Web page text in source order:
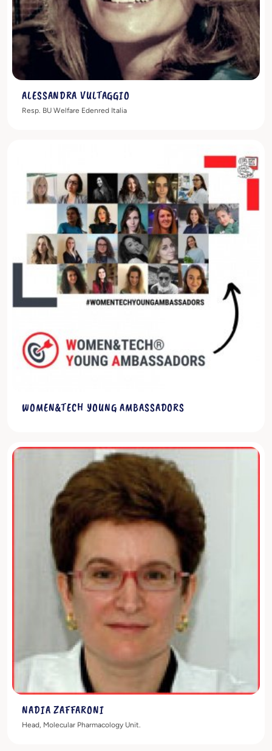
ALESSANDRA VULTAGGIO
Resp. BU Welfare Edenred Italia
Scopri di più
WOMEN&TECH YOUNG AMBASSADORS
Scopri di più
NADIA ZAFFARONI
Head, Molecular Pharmacology Unit.